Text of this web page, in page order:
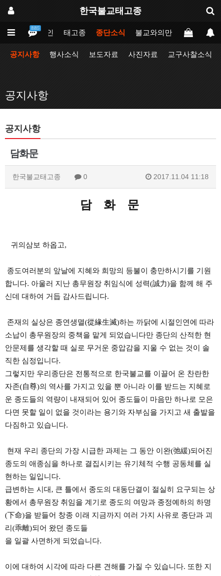
한국불교태고종
BBS
메인 태고종 종단소식 불교와의만남 업무포털
공지사항 행사소식 보도자료 사진자료 교구사찰소식
공지사항
공지사항
담화문
한국불교태고종 0 2017.11.04 11:18
담 화 문
귀의삼보 하옵고,
종도여러분의 앞날에 지혜와 희망의 등불이 충만하시기를 기원
합니다. 아울러 지난 총무원장 취임식에 성력(誠力)을 함께 해 주
신데 대하여 거듭 감사드립니다.
존재의 실상은 종연생멸(從緣生滅)하는 까닭에 시절인연에 따라
소납이 총무원장의 중책을 맡게 되었습니다만 종단의 산적한 현
안문제를 생각할 때 실로 무거운 중압감을 지울 수 없는 것이 솔
직한 심정입니다.
그렇지만 우리종단은 전통적으로 한국불교를 이끌어 온 찬란한
자존(自尊)의 역사를 가지고 있을 뿐 아니라 이를 받드는 지혜로
운 종도들의 역량이 내재되어 있어 종도들이 마음만 하나로 모은
다면 못할 일이 없을 것이라는 용기와 자부심을 가지고 새 출발을
다짐하고 있습니다.
현재 우리 종단의 가장 시급한 과제는 그 동안 이완(弛緩)되어진
종도의 애종심을 하나로 결집시키는 유기체적 수행 공동체를 실
현하는 일입니다.
급변하는 시대, 큰 틀에서 종도의 대동단결이 절실히 요구되는 상
황에서 총무원장 취임을 계기로 종도의 여망과 종정예하의 하명
(下命)을 받들어 창종 이래 지금까지 여러 가지 사유로 종단과 괴
리(乖離)되어 왔던 종도들
을 일괄 사면하게 되었습니다.
이에 대하여 시각에 따라 다른 견해를 가질 수 있습니다. 또한 지